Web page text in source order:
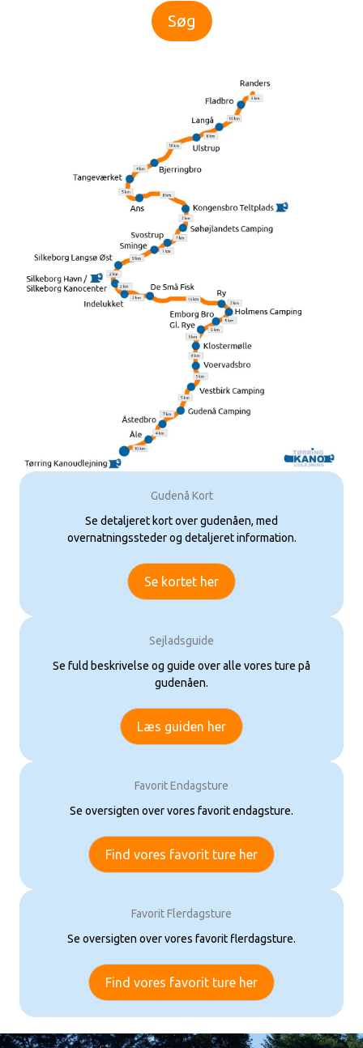
Søg
Gudenå Kort
Se detaljeret kort over gudenåen, med
overnatningssteder og detaljeret information.
Se kortet her
Sejladsguide
Se fuld beskrivelse og guide over alle vores ture på
gudenåen.
Læs guiden her
Favorit Endagsture
Se oversigten over vores favorit endagsture.
Find vores favorit ture her
Favorit Flerdagsture
Se oversigten over vores favorit flerdagsture.
Find vores favorit ture her